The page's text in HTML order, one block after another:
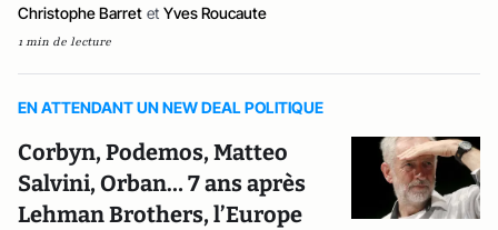
Christophe Barret et Yves Roucaute
1 min de lecture
EN ATTENDANT UN NEW DEAL POLITIQUE
Corbyn, Podemos, Matteo
Salvini, Orban… 7 ans après
Lehman Brothers, l’Europe